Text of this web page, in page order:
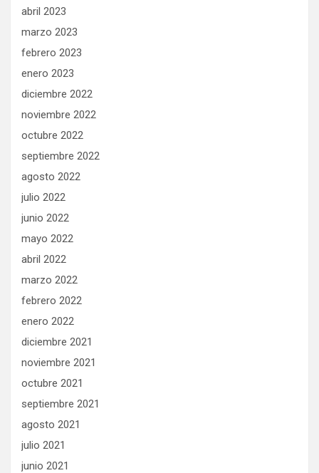
abril 2023
marzo 2023
febrero 2023
enero 2023
diciembre 2022
noviembre 2022
octubre 2022
septiembre 2022
agosto 2022
julio 2022
junio 2022
mayo 2022
abril 2022
marzo 2022
febrero 2022
enero 2022
diciembre 2021
noviembre 2021
octubre 2021
septiembre 2021
agosto 2021
julio 2021
junio 2021